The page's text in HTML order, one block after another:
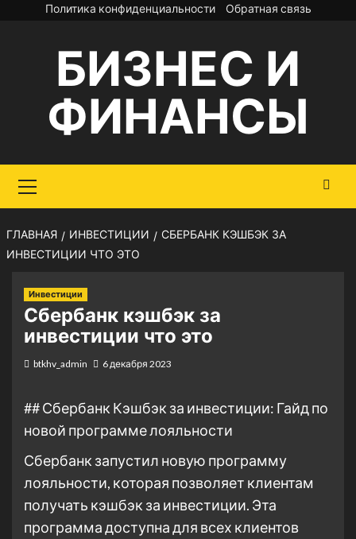
Перейти
содержимому
Политика конфиденциальности Обратная связь
БИЗНЕС И
ФИНАНСЫ
меню
ГЛАВНАЯ ИНВЕСТИЦИИ
СБЕРБАНК КЭШБЭК ЗА
ИНВЕСТИЦИИ ЧТО ЭТО
Инвестиции
Сбербанк кэшбэк за
инвестиции что это
btkhv_admin 6 декабря 2023
## Сбербанк Кэшбэк за инвестиции: Гайд по
новой программе лояльности
Сбербанк запустил новую программу
лояльности, которая позволяет клиентам
получать кэшбэк за инвестиции. Эта
программа доступна для всех клиентов